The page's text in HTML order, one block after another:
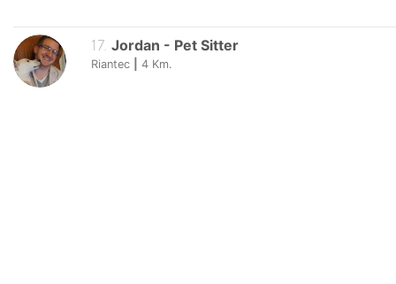
17. Jordan - Pet Sitter
Riantec 4 Km.